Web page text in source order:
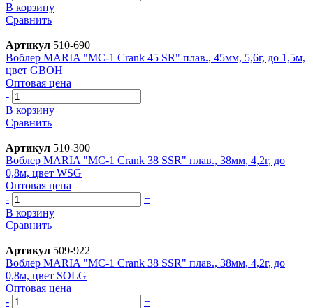
В корзину
Сравнить
Артикул 510-690
Воблер MARIA "MC-1 Crank 45 SR" плав., 45мм, 5,6г, до 1,5м,
цвет GBOH
Оптовая цена
-
+
В корзину
Сравнить
Артикул 510-300
Воблер MARIA "MC-1 Crank 38 SSR" плав., 38мм, 4,2г, до
0,8м, цвет WSG
Оптовая цена
-
+
В корзину
Сравнить
Артикул 509-922
Воблер MARIA "MC-1 Crank 38 SSR" плав., 38мм, 4,2г, до
0,8м, цвет SOLG
Оптовая цена
-
+